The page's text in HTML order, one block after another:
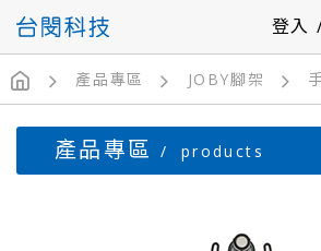
登入
產品專區 JOBY腳架
產品專區 products